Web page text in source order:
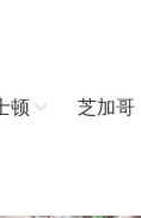
顿 芝加哥